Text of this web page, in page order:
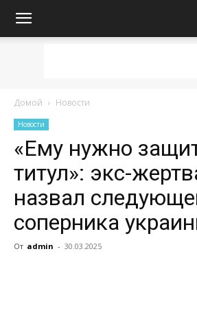
Домой Новости
Новости
«Ему нужно
титул»: экс-
назвал
соперника
От admin - 30.03.2025